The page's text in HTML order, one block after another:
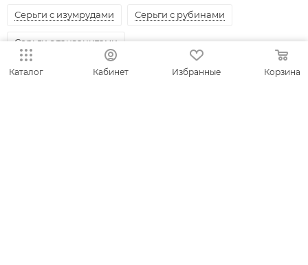
Серьги с изумрудами Серьги с рубинами
Серьги с танзанитами
Каталог Кабинет Избранные Корзина